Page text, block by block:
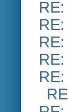
RE:
RE:
RE:
RE:
RE: